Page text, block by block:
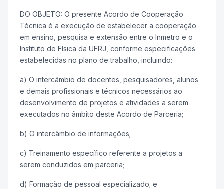
DO OBJETO: O presente Acordo de Cooperação
Técnica é a execução de estabelecer a cooperação
em ensino, pesquisa e extensão entre o Inmetro e o
Instituto de Física da UFRJ, conforme especificações
estabelecidas no plano de trabalho, incluindo:
a) O intercâmbio de docentes, pesquisadores, alunos
e demais profissionais e técnicos necessários ao
desenvolvimento de projetos e atividades a serem
executados no âmbito deste Acordo de Parceria;
b) O intercâmbio de informações;
c) Treinamento específico referente a projetos a
serem conduzidos em parceria;
d) Formação de pessoal especializado; e